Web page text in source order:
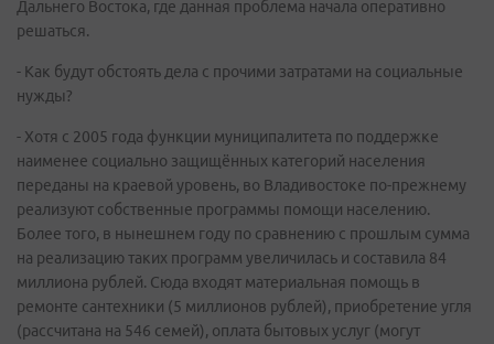
Дальнего Востока, где данная проблема начала оперативно
решаться.
- Как будут обстоять дела с прочими затратами на социальные
нужды?
- Хотя с 2005 года функции муниципалитета по поддержке
наименее социально защищённых категорий населения
переданы на краевой уровень, во Владивостоке по-прежнему
реализуют собственные программы помощи населению.
Более того, в нынешнем году по сравнению с прошлым сумма
на реализацию таких программ увеличилась и составила 84
миллиона рублей. Сюда входят материальная помощь в
ремонте сантехники (5 миллионов рублей), приобретение угля
(рассчитана на 546 семей), оплата бытовых услуг (могут